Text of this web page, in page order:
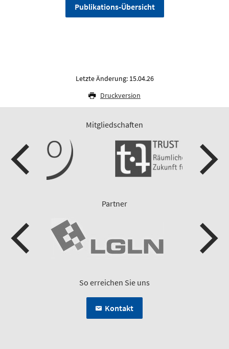
Publikations-Übersicht
Letzte Änderung: 15.04.26
Druckversion
Mitgliedschaften
Partner
So erreichen Sie uns
Kontakt